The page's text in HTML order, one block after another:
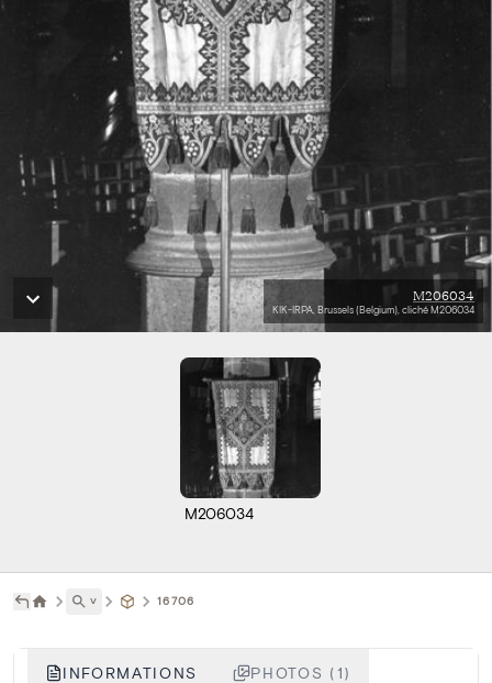
M206034
KIK-IRPA, Brussels (Belgium), cliché M206034
M206034
˅ 16706
INFORMATIONS PHOTOS (1)